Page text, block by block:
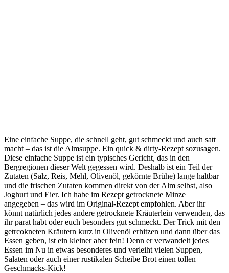
Eine einfache Suppe, die schnell geht, gut schmeckt und auch satt
macht – das ist die Almsuppe. Ein quick & dirty-Rezept sozusagen.
Diese einfache Suppe ist ein typisches Gericht, das in den
Bergregionen dieser Welt gegessen wird. Deshalb ist ein Teil der
Zutaten (Salz, Reis, Mehl, Olivenöl, gekörnte Brühe) lange haltbar
und die frischen Zutaten kommen direkt von der Alm selbst, also
Joghurt und Eier. Ich habe im Rezept getrocknete Minze
angegeben – das wird im Original-Rezept empfohlen. Aber ihr
könnt natürlich jedes andere getrocknete Kräuterlein verwenden, das
ihr parat habt oder euch besonders gut schmeckt. Der Trick mit den
getrcokneten Kräutern kurz in Olivenöl erhitzen und dann über das
Essen geben, ist ein kleiner aber fein! Denn er verwandelt jedes
Essen im Nu in etwas besonderes und verleiht vielen Suppen,
Salaten oder auch einer rustikalen Scheibe Brot einen tollen
Geschmacks-Kick!